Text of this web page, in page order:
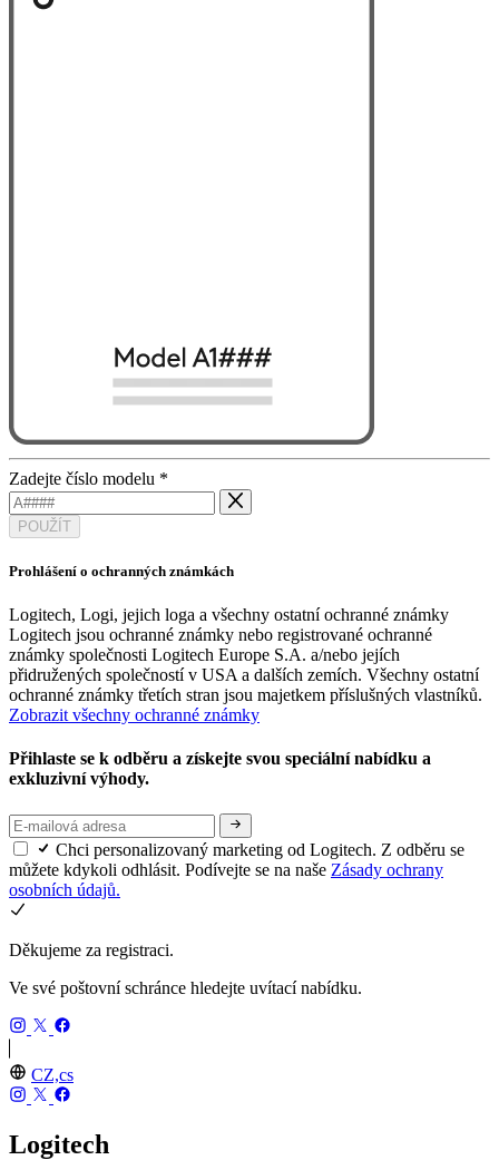
Zadejte číslo modelu *
POUŽÍT
Prohlášení o ochranných známkách
Logitech, Logi, jejich loga a všechny ostatní ochranné známky
Logitech jsou ochranné známky nebo registrované ochranné
známky společnosti Logitech Europe S.A. a/nebo jejích
přidružených společností v USA a dalších zemích. Všechny ostatní
ochranné známky třetích stran jsou majetkem příslušných vlastníků.
Zobrazit všechny ochranné známky
Přihlaste se k odběru a získejte svou speciální nabídku a
exkluzivní výhody.
Chci personalizovaný marketing od Logitech. Z odběru se
můžete kdykoli odhlásit. Podívejte se na naše Zásady ochrany
osobních údajů.
Děkujeme za registraci.
Ve své poštovní schránce hledejte uvítací nabídku.
CZ,cs
Logitech